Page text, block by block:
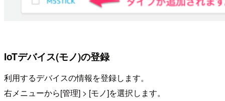
IoTデバイス(モノ)の登録
利用するデバイスの情報を登録します。
右メニューから[管理] > [モノ]を選択します。